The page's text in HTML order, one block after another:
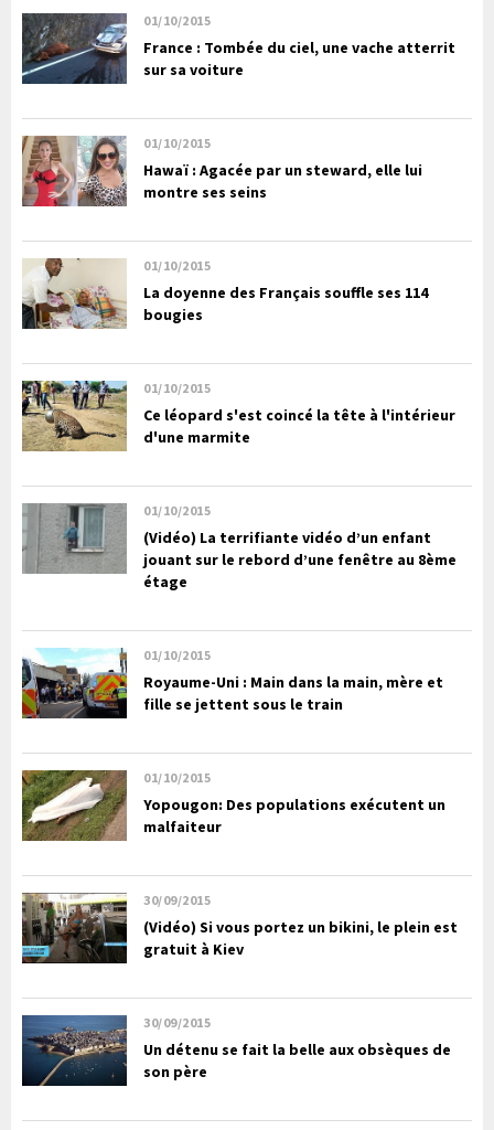
01/10/2015
France : Tombée du ciel, une vache atterrit
sur sa voiture
01/10/2015
Hawaï : Agacée par un steward, elle lui
montre ses seins
01/10/2015
La doyenne des Français souffle ses 114
bougies
01/10/2015
Ce léopard s'est coincé la tête à l'intérieur
d'une marmite
01/10/2015
(Vidéo) La terrifiante vidéo d’un enfant
jouant sur le rebord d’une fenêtre au 8ème
étage
01/10/2015
Royaume-Uni : Main dans la main, mère et
fille se jettent sous le train
01/10/2015
Yopougon: Des populations exécutent un
malfaiteur
30/09/2015
(Vidéo) Si vous portez un bikini, le plein est
gratuit à Kiev
30/09/2015
Un détenu se fait la belle aux obsèques de
son père